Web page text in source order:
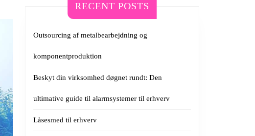
RECENT POSTS
Outsourcing af metalbearbejdning og
komponentproduktion
Beskyt din virksomhed døgnet rundt: Den
ultimative guide til alarmsystemer til erhverv
Låsesmed til erhverv